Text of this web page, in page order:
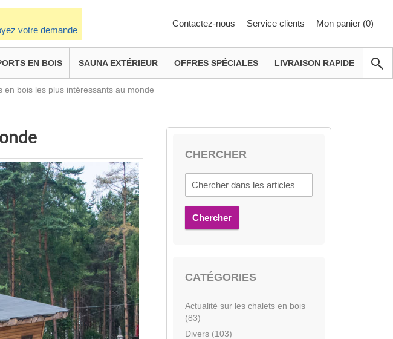
votre demande
Contactez-nous Service clients Mon panier (0)
EN BOIS SAUNA EXTÉRIEUR OFFRES SPÉCIALES LIVRAISON RAPIDE
en bois les plus intéressants au monde
CHERCHER
Chercher
CATÉGORIES
Actualité sur les chalets en bois
(83)
Divers (103)